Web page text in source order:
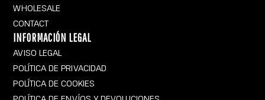
WHOLESALE
CONTACT
INFORMACIÓN LEGAL
AVISO LEGAL
POLÍTICA DE PRIVACIDAD
POLÍTICA DE COOKIES